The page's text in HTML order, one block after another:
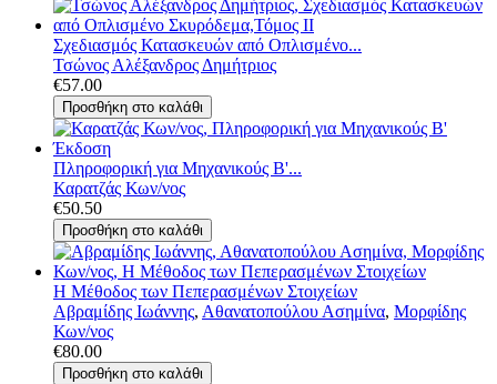
Σχεδιασμός Κατασκευών από Οπλισμένο...
Τσώνος Αλέξανδρος Δημήτριος
€57.00
Πληροφορική για Μηχανικούς Β'...
Καρατζάς Κων/νος
€50.50
Η Μέθοδος των Πεπερασμένων Στοιχείων
Αβραμίδης Ιωάννης, Αθανατοπούλου Ασημίνα, Μορφίδης
Κων/νος
€80.00